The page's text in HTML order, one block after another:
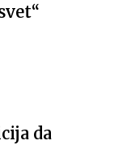
da